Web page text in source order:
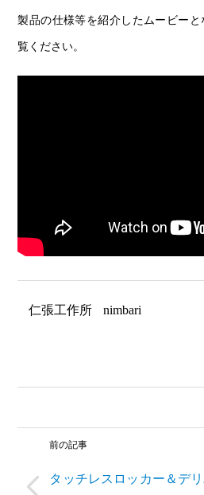
製品の仕様等を紹介したムービー
覧ください。
仁張工作所 nimbari
前の記事
タッチレスロッカー＆デ